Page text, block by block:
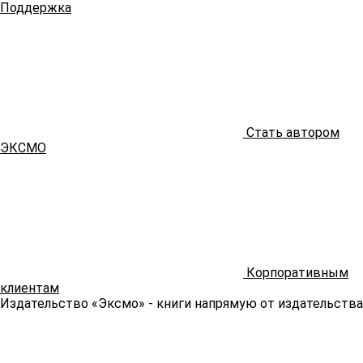
Поддержка
Стать автором
ЭКСМО
Корпоративным
клиентам
Издательство «Эксмо» - книги напрямую от издательства